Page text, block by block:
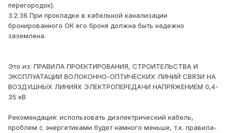
перегородок).
3.2.36 При прокладке в кабельной канализации
бронированного ОК его броня должна быть надежно
заземлена.
Это из: ПРАВИЛА ПРОЕКТИРОВАНИЯ, СТРОИТЕЛЬСТВА И
ЭКСПЛУАТАЦИИ ВОЛОКОННО-ОПТИЧЕСКИХ ЛИНИЙ СВЯЗИ НА
ВОЗДУШНЫХ ЛИНИЯХ ЭЛЕКТРОПЕРЕДАЧИ НАПРЯЖЕНИЕМ 0,4-
35 кВ
Рекомендация: использовать диэлектрический кабель,
проблем с энергетиками будет намного меньше, т.к. правила-